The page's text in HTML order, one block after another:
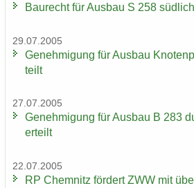
Bau­recht für Aus­bau S 258
29.07.2005
Ge­neh­mi­gung für Aus­bau
teilt
27.07.2005
Ge­neh­mi­gung für Aus­bau B 283
er­teilt
22.07.2005
RP Chem­nitz för­dert ZWW mit